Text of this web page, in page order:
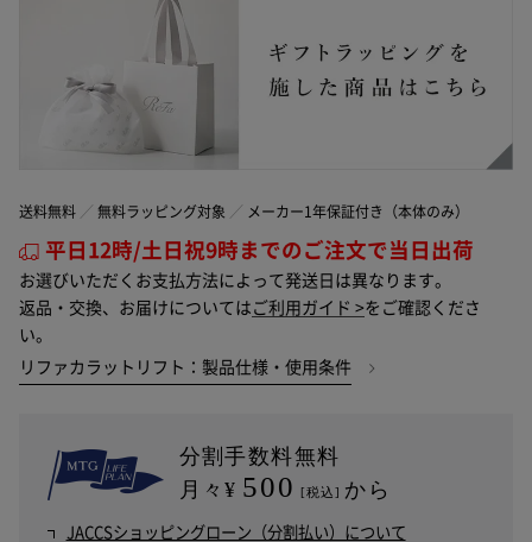
送料無料 無料ラッピング対象 メーカー1年保証付き（本体のみ）
平日12時/土日祝9時までのご注文で当日出荷
お選びいただくお支払方法によって発送日は異なります。
返品・交換、お届けについては ご利用ガイド >をご確認くださ
い。
リファカラットリフト：製品仕様・使用条件
分割手数料無料
月々¥ 500 [税込] から
JACCSショッピングローン（分割払い）について